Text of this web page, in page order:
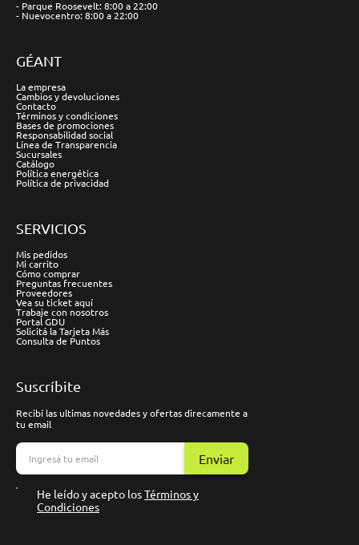
- Parque Roosevelt: 8:00 a 22:00
- Nuevocentro: 8:00 a 22:00
GÉANT
La empresa
Cambios y devoluciones
Contacto
Términos y condiciones
Bases de promociones
Responsabilidad social
Línea de Transparencia
Sucursales
Catálogo
Política energética
Política de privacidad
SERVICIOS
Mis pedidos
Mi carrito
Cómo comprar
Preguntas frecuentes
Proveedores
Vea su ticket aquí
Trabaje con nosotros
Portal GDU
Solicitá la Tarjeta Más
Consulta de Puntos
Suscríbite
Recibí las ultimas novedades y ofertas direcamente a
tu email
Enviar
He leído y acepto losTérminos y
Condiciones